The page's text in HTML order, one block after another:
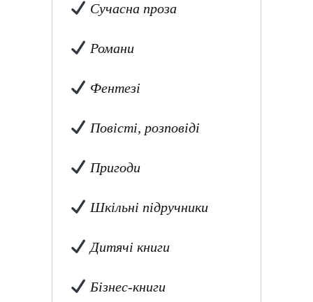
Сучасна проза
Романи
Фентезі
Повісті, розповіді
Пригоди
Шкільні підручники
Дитячі книги
Бізнес-книги